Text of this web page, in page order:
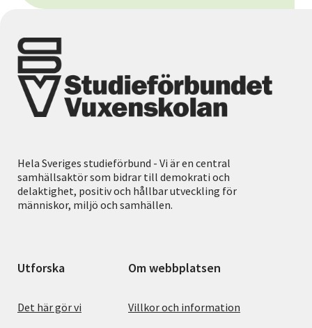
Hela Sveriges studieförbund - Vi är en central
samhällsaktör som bidrar till demokrati och
delaktighet, positiv och hållbar utveckling för
människor, miljö och samhällen.
Utforska
Det här gör vi
Om webbplatsen
Villkor och information